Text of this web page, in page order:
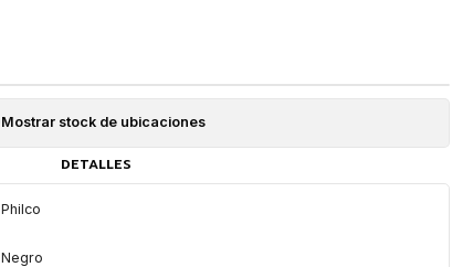
Mostrar stock de ubicaciones
DETALLES
Philco
Negro